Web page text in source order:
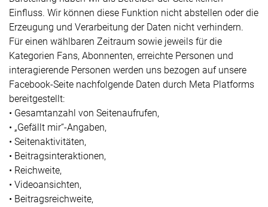
Einfluss. Wir können diese Funktion nicht abstellen oder die
Erzeugung und Verarbeitung der Daten nicht verhindern.
Für einen wählbaren Zeitraum sowie jeweils für die
Kategorien Fans, Abonnenten, erreichte Personen und
interagierende Personen werden uns bezogen auf unsere
Facebook-Seite nachfolgende Daten durch Meta Platforms
bereitgestellt:
• Gesamtanzahl von Seitenaufrufen,
• „Gefällt mir“-Angaben,
• Seitenaktivitäten,
• Beitragsinteraktionen,
• Reichweite,
• Videoansichten,
• Beitragsreichweite,